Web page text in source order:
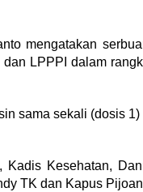
mengatakan
LPPPI dalam
sama sekali (dosis
Kesehatan,
TK dan Kapus